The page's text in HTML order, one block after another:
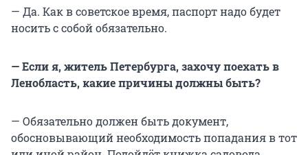
— Да. Как в советское время, паспорт надо будет
носить с собой обязательно.
— Если я, житель Петербурга, захочу поехать в
Ленобласть, какие причины должны быть?
— Обязательно должен быть документ,
обосновывающий необходимость попадания в тот